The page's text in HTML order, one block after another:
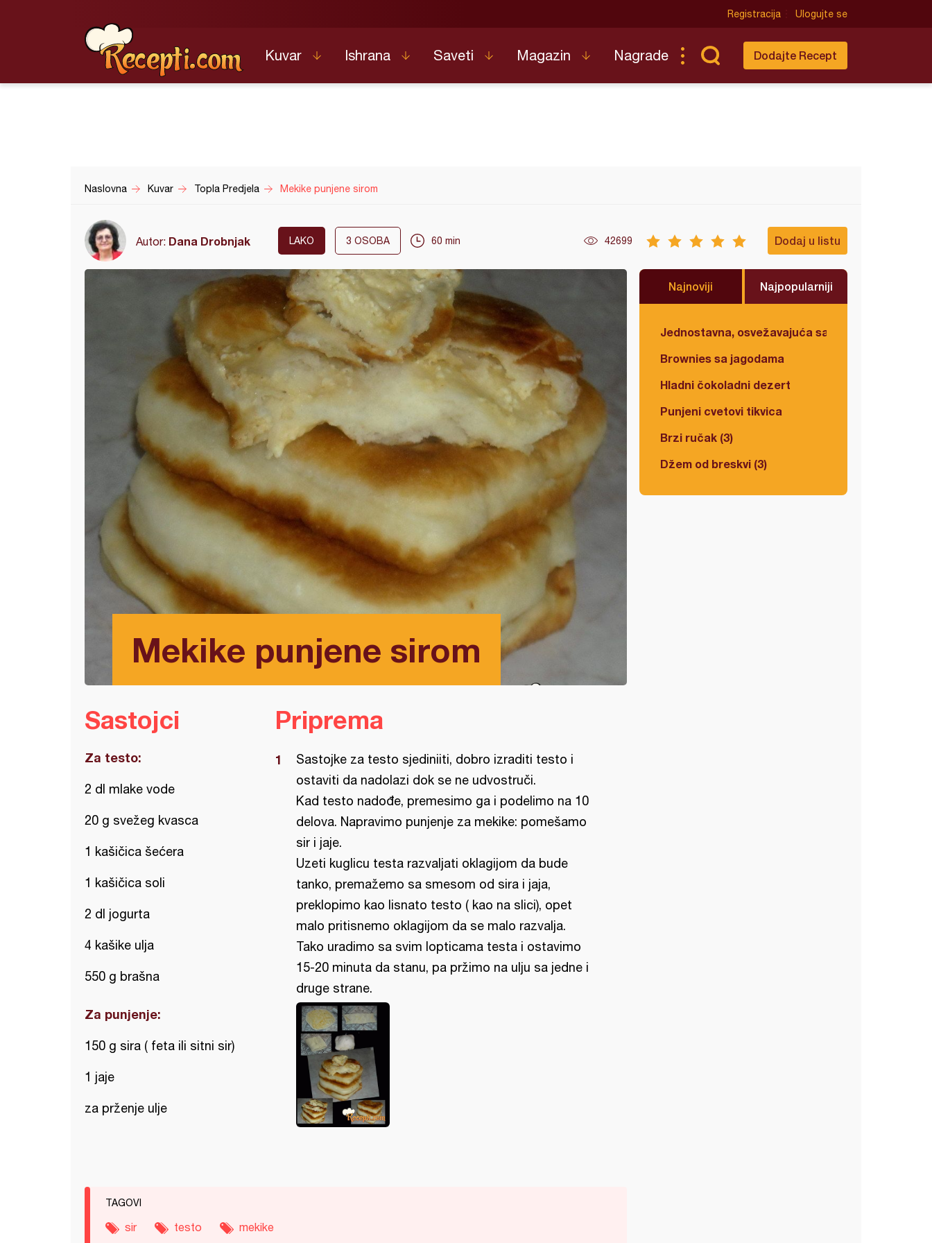
Registracija Ulogujte se
Kuvar Ishrana Saveti Magazin Nagrade Dodajte Recept
Naslovna Kuvar Topla Predjela Mekike punjene sirom
Autor: Dana Drobnjak LAKO 3 OSOBA 60 min 42699 Dodaj u listu
Mekike punjene sirom
Najnoviji Najpopularniji
Jednostavna, osvežavajuća salata
Brownies sa jagodama
Hladni čokoladni dezert
Punjeni cvetovi tikvica
Brzi ručak (3)
Džem od breskvi (3)
Sastojci
Za testo:
2 dl mlake vode
20 g svežeg kvasca
1 kašičica šećera
1 kašičica soli
2 dl jogurta
4 kašike ulja
550 g brašna
Za punjenje:
150 g sira ( feta ili sitni sir)
1 jaje
za prženje ulje
Priprema
Sastojke za testo sjediniiti, dobro izraditi testo i
ostaviti da nadolazi dok se ne udvostruči.
Kad testo nadođe, premesimo ga i podelimo na 10
delova. Napravimo punjenje za mekike: pomešamo
sir i jaje.
Uzeti kuglicu testa razvaljati oklagijom da bude
tanko, premažemo sa smesom od sira i jaja,
preklopimo kao lisnato testo ( kao na slici), opet
malo pritisnemo oklagijom da se malo razvalja.
Tako uradimo sa svim lopticama testa i ostavimo
15-20 minuta da stanu, pa pržimo na ulju sa jedne i
druge strane.
TAGOVI
sir testo mekike